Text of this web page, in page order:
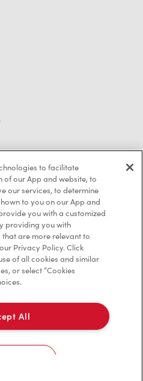
to facilitate
our App and website, to
our services, to determine
to you on our App and
you with a customized
providing you with
are more relevant to
Privacy Policy. Click
of all cookies and similar
or select “Cookies
All